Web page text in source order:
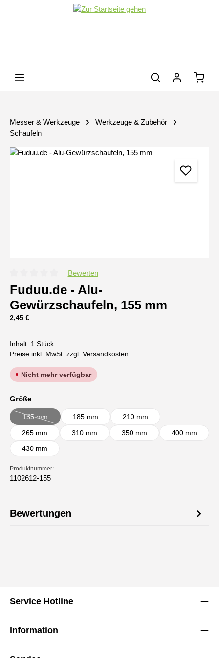
Zum Hauptinhalt springen
Messer & Werkzeuge
Werkzeuge & Zubehör
Schaufeln
Bildergalerie überspringen
Bewerten
Fuduu.de - Alu-
Gewürzschaufeln, 155 mm
Regulärer Preis:
2,45 €
Inhalt: 1 Stück
Preise inkl. MwSt. zzgl. Versandkosten
Nicht mehr verfügbar
Größeauswählen
155 mm
(Diese Option ist zurzeit nicht verfügbar.)
185 mm 210 mm
265 mm 310 mm 350 mm
400 mm
430 mm
Produktnummer:
1102612-155
Bewertungen
Service Hotline
Information